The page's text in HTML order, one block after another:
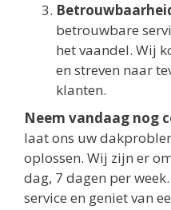
betrouwbare
het vaandel. Wij
en streven naar
klanten.
Neem vandaag nog
laat ons uw
oplossen. Wij zijn er
dag, 7 dagen per
service en geniet van